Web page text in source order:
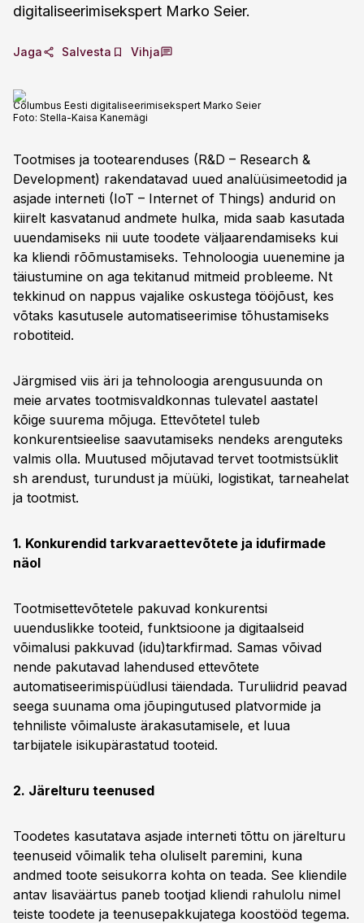
digitaliseerimisekspert Marko Seier.
Jaga Salvesta Vihja
Columbus Eesti digitaliseerimisekspert Marko Seier
Foto: Stella-Kaisa Kanemägi
Tootmises ja tootearenduses (R&D – Research &
Development) rakendatavad uued analüüsimeetodid ja
asjade interneti (IoT – Internet of Things) andurid on
kiirelt kasvatanud andmete hulka, mida saab kasutada
uuendamiseks nii uute toodete väljaarendamiseks kui
ka kliendi rõõmustamiseks. Tehnoloogia uuenemine ja
täiustumine on aga tekitanud mitmeid probleeme. Nt
tekkinud on nappus vajalike oskustega tööjõust, kes
võtaks kasutusele automatiseerimise tõhustamiseks
robotiteid.
Järgmised viis äri ja tehnoloogia arengusuunda on
meie arvates tootmisvaldkonnas tulevatel aastatel
kõige suurema mõjuga. Ettevõtetel tuleb
konkurentsieelise saavutamiseks nendeks arenguteks
valmis olla. Muutused mõjutavad tervet tootmistsüklit
sh arendust, turundust ja müüki, logistikat, tarneahelat
ja tootmist.
1. Konkurendid tarkvaraettevõtete ja idufirmade
näol
Tootmisettevõtetele pakuvad konkurentsi
uuenduslikke tooteid, funktsioone ja digitaalseid
võimalusi pakkuvad (idu)tarkfirmad. Samas võivad
nende pakutavad lahendused ettevõtete
automatiseerimispüüdlusi täiendada. Turuliidrid peavad
seega suunama oma jõupingutused platvormide ja
tehniliste võimaluste ärakasutamisele, et luua
tarbijatele isikupärastatud tooteid.
2. Järelturu teenused
Toodetes kasutatava asjade interneti tõttu on järelturu
teenuseid võimalik teha oluliselt paremini, kuna
andmed toote seisukorra kohta on teada. See kliendile
antav lisaväärtus paneb tootjad kliendi rahulolu nimel
teiste toodete ja teenusepakkujatega koostööd tegema.